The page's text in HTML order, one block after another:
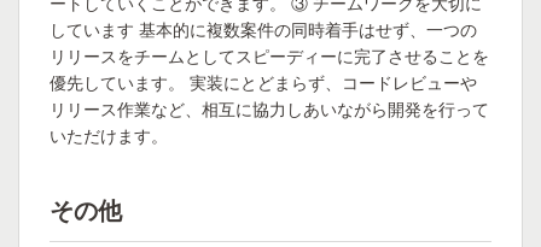
しています 基本的に複数案件の同時着手はせず、一つの
リリースをチームとしてスピーディーに完了させることを
優先しています。 実装にとどまらず、コードレビューや
リリース作業など、相互に協力しあいながら開発を行って
いただけます。
その他